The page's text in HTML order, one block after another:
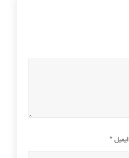
ایمیل*